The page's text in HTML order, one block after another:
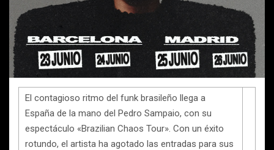
El contagioso ritmo del funk brasileño llega a
España de la mano del Pedro Sampaio, con su
espectáculo «Brazilian Chaos Tour». Con un éxito
rotundo, el artista ha agotado las entradas para sus